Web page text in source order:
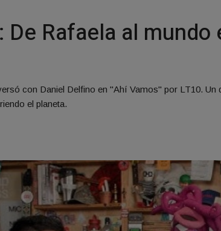
De Rafaela al
con Daniel Delfino en "Ahí Vamos" por LT10.
el planeta.